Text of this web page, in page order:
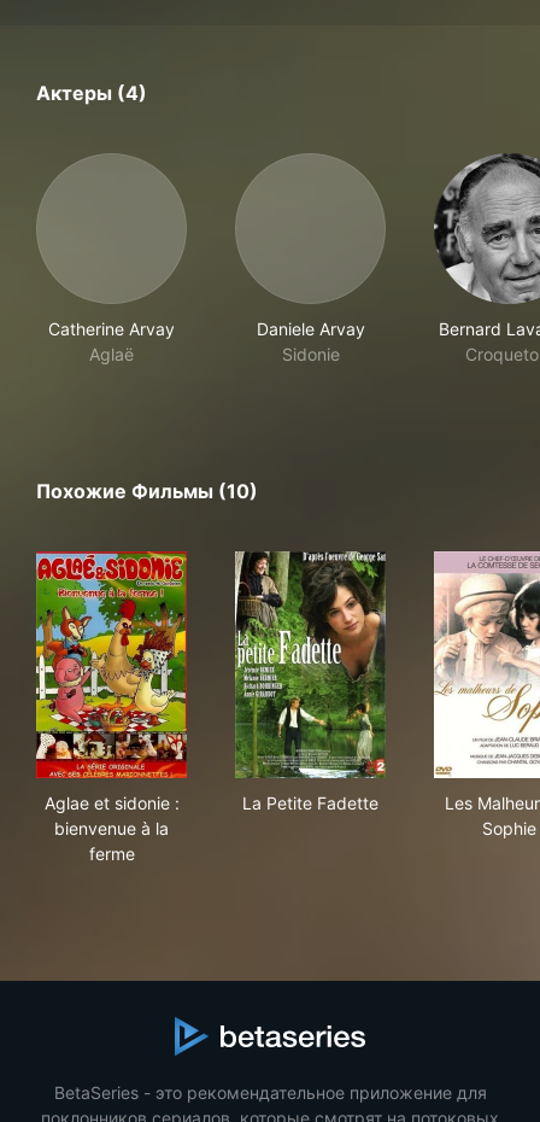
Актеры (4)
Catherine Arvay
Aglaë
Daniele Arvay
Sidonie
Bernard
Похожие Фильмы (10)
Aglae et sidonie :
bienvenue à la
ferme
La Petite Fadette
Les
Sophie
BetaSeries - это рекомендательное приложение для
поклонников сериалов, которые смотрят на потоковых